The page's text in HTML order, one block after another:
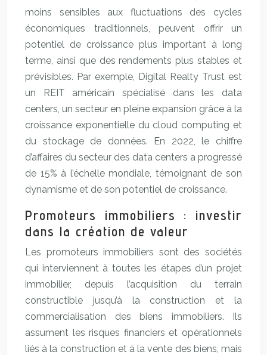
moins sensibles aux fluctuations des cycles
économiques traditionnels, peuvent offrir un
potentiel de croissance plus important à long
terme, ainsi que des rendements plus stables et
prévisibles. Par exemple, Digital Realty Trust est
un REIT américain spécialisé dans les data
centers, un secteur en pleine expansion grâce à la
croissance exponentielle du cloud computing et
du stockage de données. En 2022, le chiffre
d’affaires du secteur des data centers a progressé
de 15% à l’échelle mondiale, témoignant de son
dynamisme et de son potentiel de croissance.
Promoteurs immobiliers : investir
dans la création de valeur
Les promoteurs immobiliers sont des sociétés
qui interviennent à toutes les étapes d’un projet
immobilier, depuis l’acquisition du terrain
constructible jusqu’à la construction et la
commercialisation des biens immobiliers. Ils
assument les risques financiers et opérationnels
liés à la construction et à la vente des biens, mais